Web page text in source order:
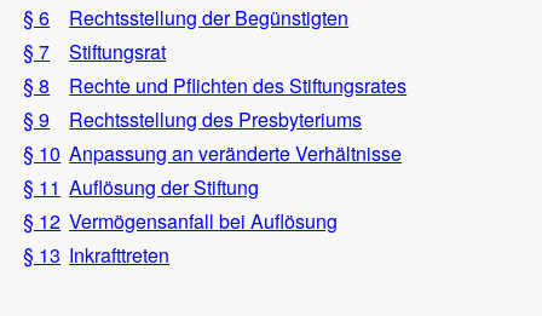
§ 6
Rechtsstellung der Begünstigten
§ 7
Stiftungsrat
§ 8
Rechte und Pflichten des Stiftungsrates
§ 9
Rechtsstellung des Presbyteriums
§ 10 Anpassung an veränderte Verhältnisse
§ 11 Auflösung der Stiftung
§ 12 Vermögensanfall bei Auflösung
§ 13 Inkrafttreten